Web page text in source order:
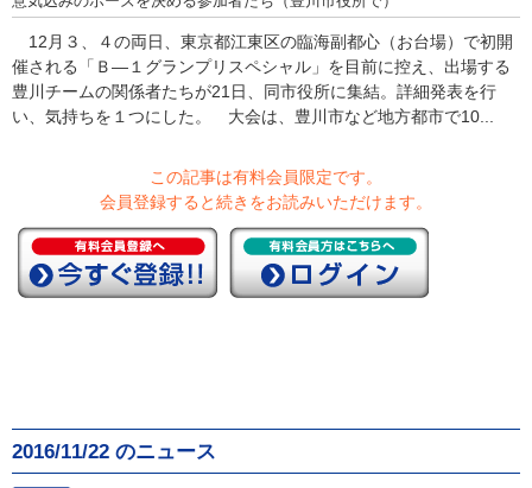
12月３、４の両日、東京都江東区の臨海副都心（お台場）で初開
催される「Ｂ―１グランプリスペシャル」を目前に控え、出場する
豊川チームの関係者たちが21日、同市役所に集結。詳細発表を行
い、気持ちを１つにした。 大会は、豊川市など地方都市で10...
この記事は有料会員限定です。
会員登録すると続きをお読みいただけます。
2016/11/22 のニュース